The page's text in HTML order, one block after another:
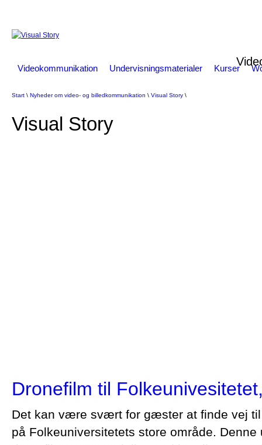
Videokommunikation Undervisningsmaterialer Kurser
Start \ Nyheder om video- og billedkommunikation \ Visual Story \
Visual Story
Dronefilm til
Det kan være svært for gæster at finde vej
på Folkeuniversitetets store område.